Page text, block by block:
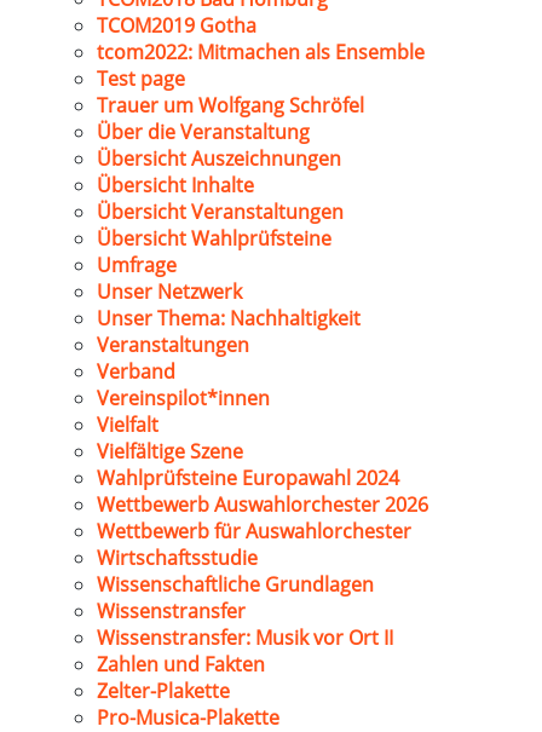
TCOM2019 Gotha
tcom2022: Mitmachen als Ensemble
Test page
Trauer um Wolfgang Schröfel
Über die Veranstaltung
Übersicht Auszeichnungen
Übersicht Inhalte
Übersicht Veranstaltungen
Übersicht Wahlprüfsteine
Umfrage
Unser Netzwerk
Unser Thema: Nachhaltigkeit
Veranstaltungen
Verband
Vereinspilot*innen
Vielfalt
Vielfältige Szene
Wahlprüfsteine Europawahl 2024
Wettbewerb Auswahlorchester 2026
Wettbewerb für Auswahlorchester
Wirtschaftsstudie
Wissenschaftliche Grundlagen
Wissenstransfer
Wissenstransfer: Musik vor Ort II
Zahlen und Fakten
Zelter-Plakette
Pro-Musica-Plakette